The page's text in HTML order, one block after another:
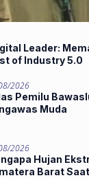
Leader:
of Industry 5.0
2026
Pemilu
Muda
2026
Hujan
Barat